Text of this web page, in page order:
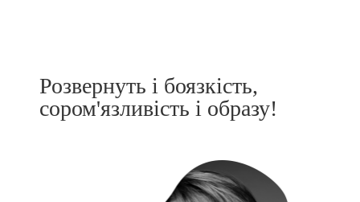
Розвернуть і боязкість,
сором'язливість і образу!